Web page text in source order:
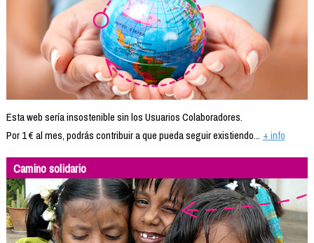
Esta web sería insostenible sin los Usuarios Colaboradores.
Por 1 € al mes, podrás contribuir a que pueda seguir existiendo... + info
Camino solidario